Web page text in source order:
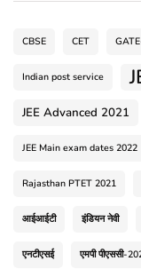
CBSE CET
Indian post service
JEE Advanced 2021
JEE Main exam dates 2022
Rajasthan PTET 2021
आईआईटी इंडियन नेवी
एनटीएसई एमपी पीएससी-